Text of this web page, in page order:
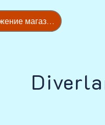
Предложение магазина